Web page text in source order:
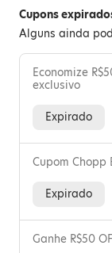
Cupons
Alguns ainda
Economize
exclusivo
Expirado
Cupom Chopp
Expirado
Ganhe R$50